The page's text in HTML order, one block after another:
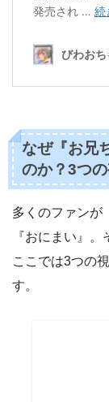
なぜ『お兄
のか？3つ
多くのファンが
『おにまい』
ここでは3つの
す。